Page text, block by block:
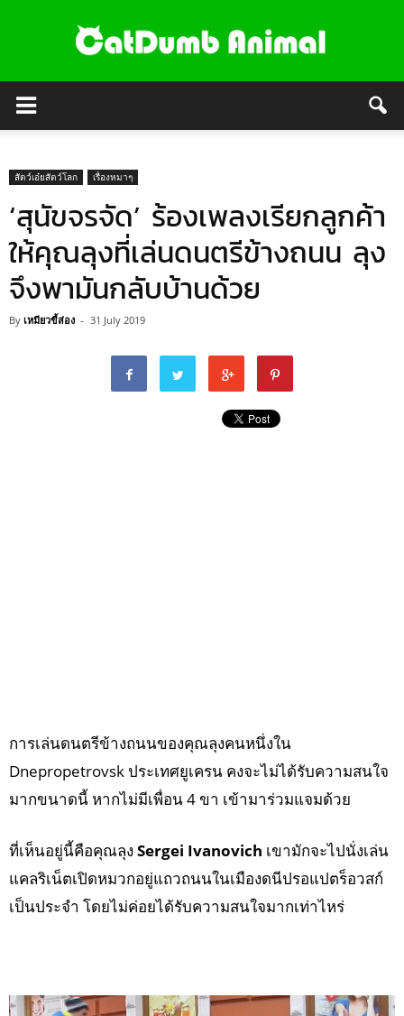
สัตว์เอ๋ยสัตว์โลก เรื่องหมาๆ
‘สุนัขจรจัด’ ร้องเพลงเรียกลูกค้า
ให้คุณลุงที่เล่นดนตรีข้างถนน ลุง
จึงพามันกลับบ้านด้วย
By เหมียวขี้ส่อง - 31 July 2019
การเล่นดนตรีข้างถนนของคุณลุงคนหนึ่งใน
Dnepropetrovsk ประเทศยูเครน คงจะไม่ได้รับความสนใจ
มากขนาดนี้ หากไม่มีเพื่อน 4 ขา เข้ามาร่วมแจมด้วย
ที่เห็นอยู่นี้คือคุณลุง Sergei Ivanovich เขามักจะไปนั่งเล่น
แคลริเน็ตเปิดหมวกอยู่แถวถนนในเมืองดนีปรอแปตร็อวสก์
เป็นประจำ โดยไม่ค่อยได้รับความสนใจมากเท่าไหร่